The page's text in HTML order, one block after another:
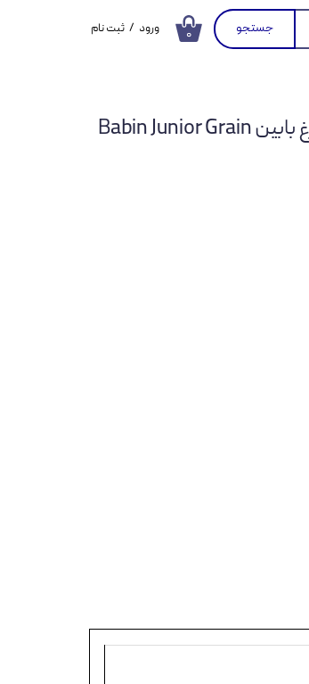
۰ جستجو ورود / ثبت نام
سفارشات
غذای خشک توله سگ با طعم مرغ بابین Babin Junior Grain